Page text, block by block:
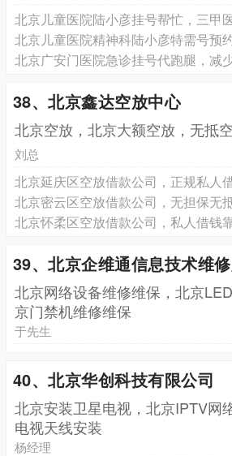
北京儿童医院陆小彦挂号帮忙，三甲
38、北京鑫达空放中心
北京空放，北京大额空放，无抵
刘总
北京延庆区空放借款公司，正规私人
北京密云区空放借款公司，无担保无
北京怀柔区空放借款公司，私人借钱
39、北京企维通信息技术维
北京网络设备维修维保，北京
京门禁机维修维保
于先生
40、北京华创科技有限公司
北京安装卫星电视，北京IPTV网
电视天线安装
杨经理